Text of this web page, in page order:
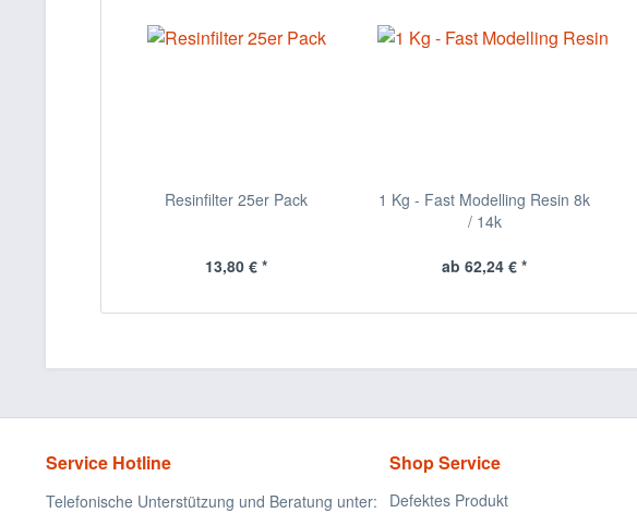
Resinfilter 25er Pack
13,80 € *
1 Kg - Fast Modelling Resin 8k
/ 14k
ab 62,24 € *
Service Hotline
Telefonische Unterstützung und Beratung unter:
Shop Service
Defektes Produkt